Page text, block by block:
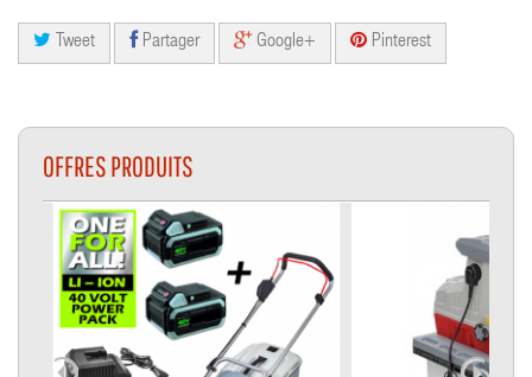
Tweet Partager Google+ Pinterest
OFFRES PRODUITS